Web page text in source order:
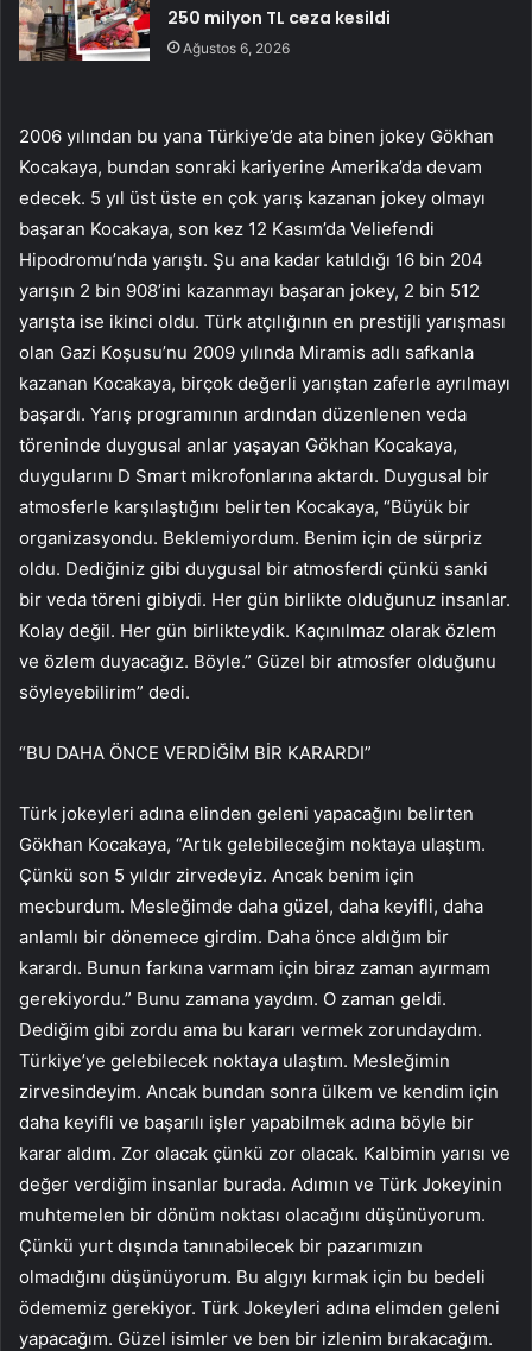
250 milyon TL ceza kesildi
Ağustos 6, 2026
2006 yılından bu yana Türkiye’de ata binen jokey Gökhan
Kocakaya, bundan sonraki kariyerine Amerika’da devam
edecek. 5 yıl üst üste en çok yarış kazanan jokey olmayı
başaran Kocakaya, son kez 12 Kasım’da Veliefendi
Hipodromu’nda yarıştı. Şu ana kadar katıldığı 16 bin 204
yarışın 2 bin 908’ini kazanmayı başaran jokey, 2 bin 512
yarışta ise ikinci oldu. Türk atçılığının en prestijli yarışması
olan Gazi Koşusu’nu 2009 yılında Miramis adlı safkanla
kazanan Kocakaya, birçok değerli yarıştan zaferle ayrılmayı
başardı. Yarış programının ardından düzenlenen veda
töreninde duygusal anlar yaşayan Gökhan Kocakaya,
duygularını D Smart mikrofonlarına aktardı. Duygusal bir
atmosferle karşılaştığını belirten Kocakaya, “Büyük bir
organizasyondu. Beklemiyordum. Benim için de sürpriz
oldu. Dediğiniz gibi duygusal bir atmosferdi çünkü sanki
bir veda töreni gibiydi. Her gün birlikte olduğunuz insanlar.
Kolay değil. Her gün birlikteydik. Kaçınılmaz olarak özlem
ve özlem duyacağız. Böyle.” Güzel bir atmosfer olduğunu
söyleyebilirim” dedi.
“BU DAHA ÖNCE VERDİĞİM BİR KARARDI”
Türk jokeyleri adına elinden geleni yapacağını belirten
Gökhan Kocakaya, “Artık gelebileceğim noktaya ulaştım.
Çünkü son 5 yıldır zirvedeyiz. Ancak benim için
mecburdum. Mesleğimde daha güzel, daha keyifli, daha
anlamlı bir dönemece girdim. Daha önce aldığım bir
karardı. Bunun farkına varmam için biraz zaman ayırmam
gerekiyordu.” Bunu zamana yaydım. O zaman geldi.
Dediğim gibi zordu ama bu kararı vermek zorundaydım.
Türkiye’ye gelebilecek noktaya ulaştım. Mesleğimin
zirvesindeyim. Ancak bundan sonra ülkem ve kendim için
daha keyifli ve başarılı işler yapabilmek adına böyle bir
karar aldım. Zor olacak çünkü zor olacak. Kalbimin yarısı ve
değer verdiğim insanlar burada. Adımın ve Türk Jokeyinin
muhtemelen bir dönüm noktası olacağını düşünüyorum.
Çünkü yurt dışında tanınabilecek bir pazarımızın
olmadığını düşünüyorum. Bu algıyı kırmak için bu bedeli
ödememiz gerekiyor. Türk Jokeyleri adına elimden geleni
yapacağım. Güzel isimler ve ben bir izlenim bırakacağım.